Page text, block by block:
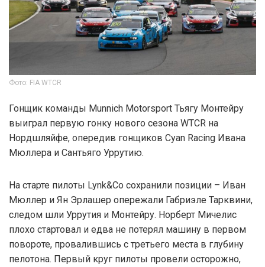
Фото: FIA WTCR
Гонщик команды Munnich Motorsport Тьягу Монтейру
выиграл первую гонку нового сезона WTCR на
Нордшляйфе, опередив гонщиков Cyan Racing Ивана
Мюллера и Сантьяго Уррутию.
На старте пилоты Lynk&Co сохранили позиции – Иван
Мюллер и Ян Эрлашер опережали Габриэле Тарквини,
следом шли Уррутия и Монтейру. Норберт Мичелис
плохо стартовал и едва не потерял машину в первом
повороте, провалившись с третьего места в глубину
пелотона. Первый круг пилоты провели осторожно,